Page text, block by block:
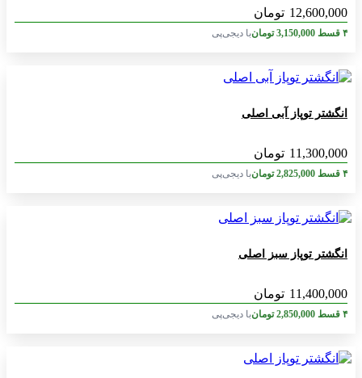
12,600,000 تومان
۴ قسط 3,150,000 تومانبا دیجی‌پی
انگشتر توپاز آبی اصلی
11,300,000 تومان
۴ قسط 2,825,000 تومانبا دیجی‌پی
انگشتر توپاز سبز اصلی
11,400,000 تومان
۴ قسط 2,850,000 تومانبا دیجی‌پی